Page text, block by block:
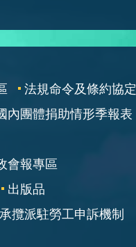
法規命令及條約協定
內團體捐助情形季報表
會報專區
出版品
攬派駐勞工申訴機制